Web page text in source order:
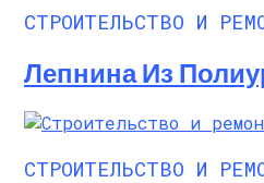
СТРОИТЕЛЬСТВО И
Лепнина Из
СТРОИТЕЛЬСТВО И